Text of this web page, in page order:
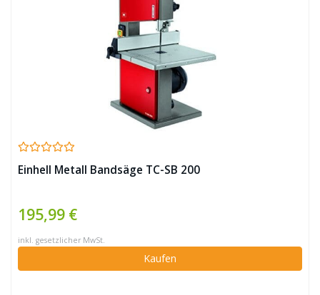
Einhell Metall Bandsäge TC-SB 200
195,99 €
inkl. gesetzlicher MwSt.
Kaufen